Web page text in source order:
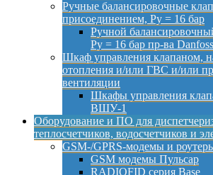
Ручные балансировочные
присоединением, Py = 16 бар
Ручной
Py = 16 бар пр-ва Danfoss
Шкаф управления клапаном,
отопления и/или ГВС и/или
вентиляции
Шкафы управления
ВШУ-1
Оборудование и ПО для
теплосчетчиков, водосчетчиков и
GSM-/GPRS-модемы и
GSM модемы Пульсар
RADIOFID серия Base